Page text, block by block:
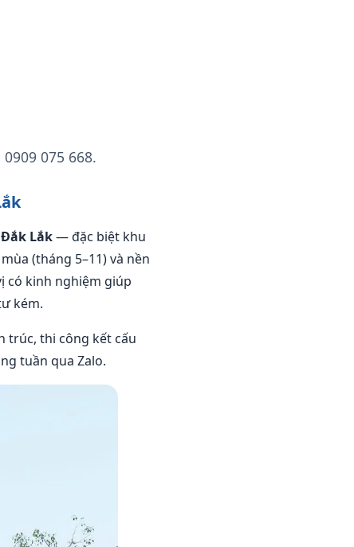
075 668.
Đắk Lắk— đặc biệt khu
(tháng 5–11) và nền
có kinh nghiệm giúp
kém.
trúc, thi công kết cấu
tuần qua Zalo.